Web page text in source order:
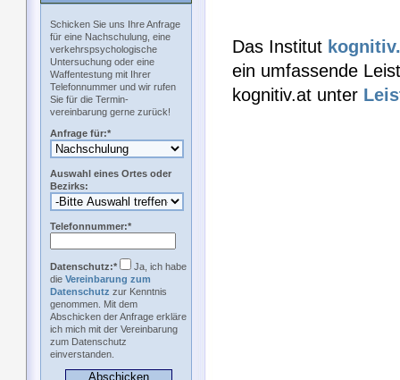
Schicken Sie uns Ihre Anfrage
für eine Nachschulung, eine
verkehrspsychologische
Untersuchung oder eine
Waffentestung mit Ihrer
Telefonnummer und wir rufen
Sie für die Termin-
vereinbarung gerne zurück!
Anfrage für:*
Auswahl eines Ortes oder
Bezirks:
Telefonnummer:*
Datenschutz:*
Ja, ich habe
die Vereinbarung zum
Datenschutz zur Kenntnis
genommen. Mit dem
Abschicken der Anfrage erkläre
ich mich mit der Vereinbarung
zum Datenschutz
einverstanden.
Das Institut
ein umfassende
kognitiv.at unter